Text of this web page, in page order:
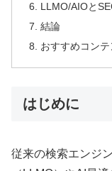
LLMO/AIOと
結論
おすすめコンテ
はじめに
従来の検索エンジ